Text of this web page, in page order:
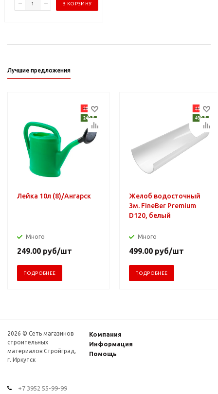
В КОРЗИНУ
Лучшие предложения
Лейка 10л (8)/Ангарск
Много
249.00 руб/шт
ПОДРОБНЕЕ
Желоб водосточный
3м. FineBer Premium
D120, белый
Много
499.00 руб/шт
ПОДРОБНЕЕ
2026 © Сеть магазинов
строительных
материалов Стройград,
г. Иркутск
Компания
Информация
Помощь
+7 3952 55-99-99